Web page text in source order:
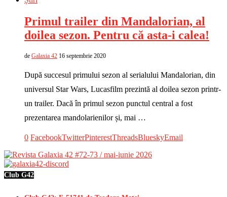
Primul trailer din Mandalorian, al
doilea sezon. Pentru că asta-i calea!
de Galaxia 42 16 septembrie 2020
După succesul primului sezon al serialului Mandalorian, din
universul Star Wars, Lucasfilm prezintă al doilea sezon printr-
un trailer. Dacă în primul sezon punctul central a fost
prezentarea mandolarienilor și, mai …
0 FacebookTwitterPinterestThreadsBlueskyEmail
Club G42